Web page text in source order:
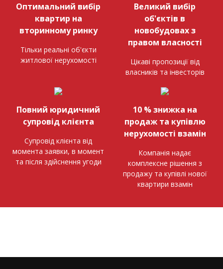
Оптимальний вибір
квартир на
вторинному ринку
Тільки реальні об'єкти
житлової нерухомості
Великий вибір
об'єктів в
новобудовах з
правом власності
Цікаві пропозиції від
власників та інвесторів
Повний юридичний
супровід клієнта
Супровід клієнта від
момента заявки, в момент
та після здійснення угоди
10 % знижка на
продаж та купівлю
нерухомості взамін
Компанія надає
комплексне рішення з
продажу та купівлі нової
квартири взамін